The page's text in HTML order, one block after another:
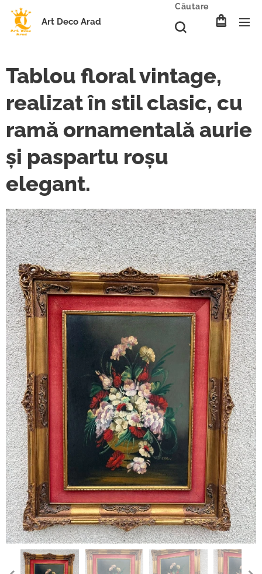
Art Deco Arad
Căutare
Tablou floral vintage,
realizat în stil clasic, cu
ramă ornamentală aurie
și paspartu roșu
elegant.